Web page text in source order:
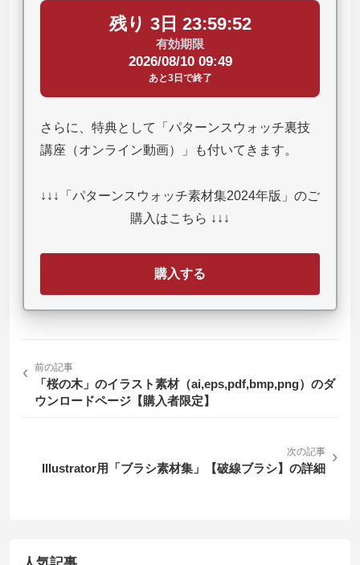
残り 3日 23:59:51
有効期限
2026/08/10 09:49
あと3日で終了
さらに、特典として「パターンスウォッチ裏技
講座（オンライン動画）」も付いてきます。
↓↓↓「パターンスウォッチ素材集2024年版」のご
購入はこちら ↓↓↓
購入する
‹ 前の記事
「桜の木」のイラスト素材（ai,eps,pdf,bmp,png）のダ
ウンロードページ【購入者限定】
次の記事
Illustrator用「ブラシ素材集」【破線ブラシ】の詳細
›